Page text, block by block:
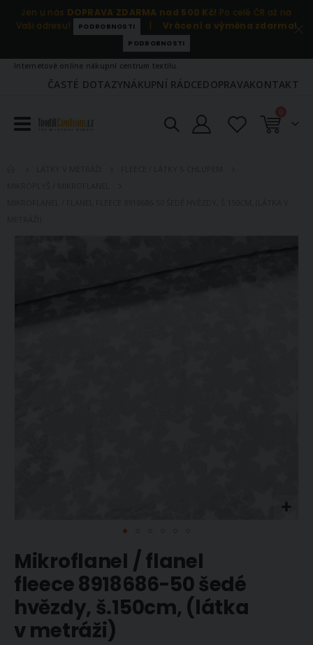
Jen u nás DOPRAVA ZDARMA nad 500 Kč! Po celé ČR až na
Vaši adresu!
PODROBNOSTI | Vrácení a výměna zdarma!
PODROBNOSTI
Internetové online nákupní centrum textilu.
ČASTÉ DOTAZYNÁKUPNÍ RÁDCEDOPRAVAKONTAKT
Košík
0položky
na
začátek
galerie
s
obrázky
Mikroflanel / flanel
fleece 8918686-50 šedé
hvězdy, š.150cm, (látka
v metráži)